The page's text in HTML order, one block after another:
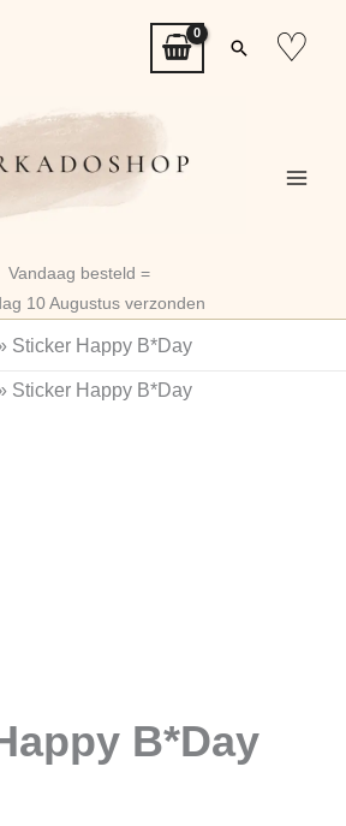
Zoeken
♡
Vandaag besteld =
10 Augustus verzonden
Sticker Happy B*Day
Sticker Happy B*Day
B*Day